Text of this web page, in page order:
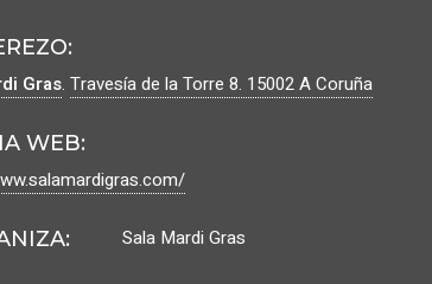
Gras. Travesía de la Torre 8. 15002A Coruña
WEB:
: Sala Mardi Gras